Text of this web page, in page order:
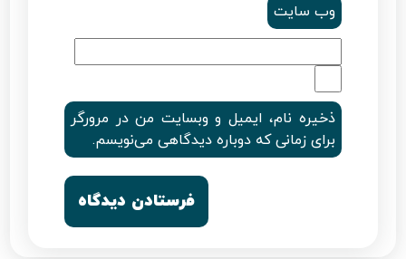
وب‌ سایت
ذخیره نام، ایمیل و وبسایت من در مرورگر
برای زمانی که دوباره دیدگاهی می‌نویسم.